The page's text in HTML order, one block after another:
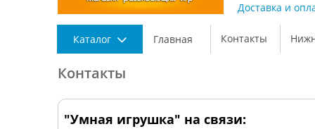
Доставка и
Каталог Главная Контакты
Контакты
"Умная игрушка" на связи: